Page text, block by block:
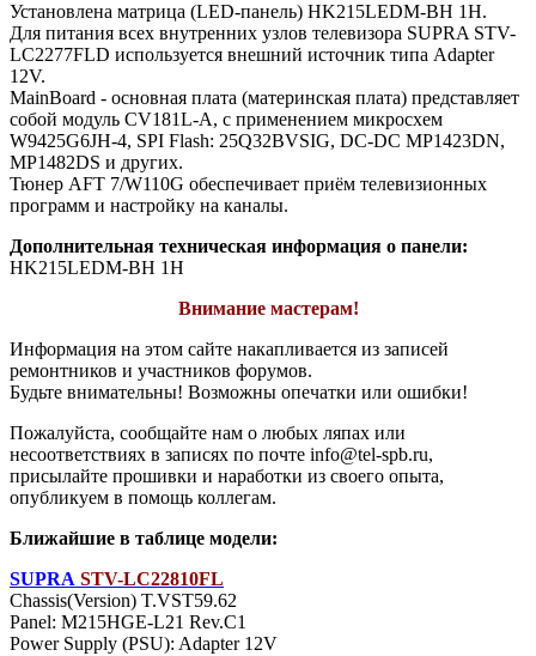
Установлена матрица (LED-панель) HK215LEDM-BH 1H.
Для питания всех внутренних узлов телевизора SUPRA STV-
LC2277FLD используется внешний источник типа Adapter
12V.
MainBoard - основная плата (материнская плата) представляет
собой модуль CV181L-A, с применением микросхем
W9425G6JH-4, SPI Flash: 25Q32BVSIG, DC-DC MP1423DN,
MP1482DS и других.
Тюнер AFT 7/W110G обеспечивает приём телевизионных
программ и настройку на каналы.
Дополнительная техническая информация о панели:
HK215LEDM-BH 1H
Внимание мастерам!
Информация на этом сайте накапливается из записей
ремонтников и участников форумов.
Будьте внимательны! Возможны опечатки или ошибки!
Пожалуйста, сообщайте нам о любых ляпах или
несоответствиях в записях по почте info@tel-spb.ru,
присылайте прошивки и наработки из своего опыта,
опубликуем в помощь коллегам.
Ближайшие в таблице модели:
SUPRA STV-LC22810FL
Chassis(Version) T.VST59.62
Panel: M215HGE-L21 Rev.C1
Power Supply (PSU): Adapter 12V